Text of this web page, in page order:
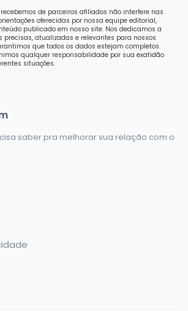
de parceiros afiliados não interfere nas
oferecidas por nossa equipe editorial,
publicado em nosso site. Nos dedicamos a
precisas, atualizadas e relevantes para nossos
que todos os dados estejam completos.
qualquer responsabilidade por sua exatidão
situações.
saber pra melhorar sua relação com o